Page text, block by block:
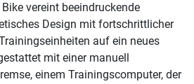
vereint beeindruckende
Design mit fortschrittlicher
auf ein neues
mit einer manuell
einem Trainingscomputer, der